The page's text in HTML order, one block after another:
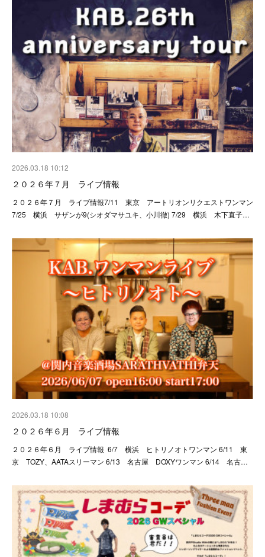
2026.03.18 10:12
２０２６年７月 ライブ情報
２０２６年７月 ライブ情報7/11 東京 アートリオンリクエストワンマン
7/25 横浜 サザンが9(シオダマサユキ、小川徹) 7/29 横浜 木下直子…
2026.03.18 10:08
２０２６年６月 ライブ情報
２０２６年６月 ライブ情報 6/7 横浜 ヒトリノオトワンマン 6/11 東
京 TOZY、AATAスリーマン 6/13 名古屋 DOXYワンマン 6/14 名古…